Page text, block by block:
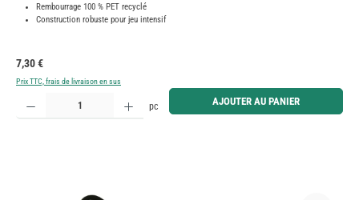
Rembourrage 100 % PET recyclé
Construction robuste pour jeu intensif
Prix régulier :
7,30 €
Prix TTC, frais de livraison en sus
Quantité de produit : Entrez la quantité souhaitée ou utilisez les boutons pour augmenter ou
pc AJOUTER AU PANIER